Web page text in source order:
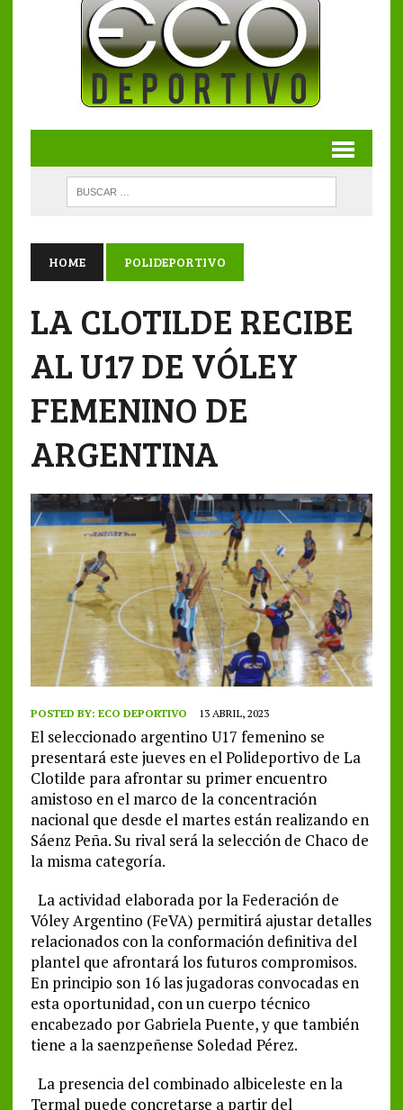
HOME POLIDEPORTIVO
LA CLOTILDE RECIBE
AL U17 DE VÓLEY
FEMENINO DE
ARGENTINA
POSTED BY: ECO DEPORTIVO 13 ABRIL, 2023
El seleccionado argentino U17 femenino se
presentará este jueves en el Polideportivo de La
Clotilde para afrontar su primer encuentro
amistoso en el marco de la concentración
nacional que desde el martes están realizando en
Sáenz Peña. Su rival será la selección de Chaco de
la misma categoría.
La actividad elaborada por la Federación de
Vóley Argentino (FeVA) permitirá ajustar detalles
relacionados con la conformación definitiva del
plantel que afrontará los futuros compromisos.
En principio son 16 las jugadoras convocadas en
esta oportunidad, con un cuerpo técnico
encabezado por Gabriela Puente, y que también
tiene a la saenzpeñense Soledad Pérez.
La presencia del combinado albiceleste en la
Termal puede concretarse a partir del